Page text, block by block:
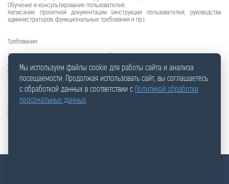
Обучение и консультирование пользователей;
Написание проектной документации (инструкции пользователей, руководства
администраторов, функциональные требования и пр.).
Требования:
Знание языка программирования C/AL обязательно;
Английский на уровне чтения тех. документации. Разговорный английский будет
преимуществом;
Опыт работы с Navision от 3 лет;
Условия:
Офис: 10 минут от м. Южная;
Возможна удаленная работа;
Заработная плата обсуждается с каждым кандидатом индивидуально.
Резюме присылайте по адресу:
Мы используем файлы cookie для работы сайта и анализа
посещаемости. Продолжая использовать сайт, вы соглашаетесь
с обработкой данных в соответствии с Политикой обработки
персональных данных.